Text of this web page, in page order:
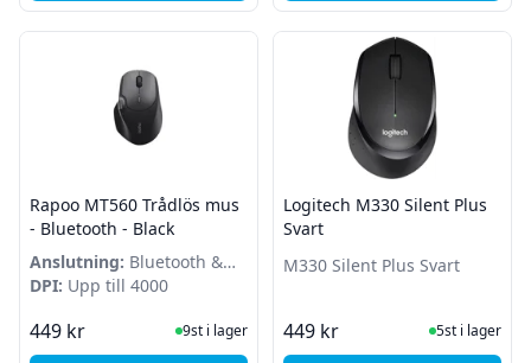
Rapoo MT560 Trådlös mus
- Bluetooth - Black
Anslutning: Bluetooth &
2.4 GHz
DPI: Upp till 4000
449 kr I Lager
9st i lager
Logitech M330 Silent Plus
Svart
M330 Silent Plus Svart
449 kr I Lager
5st i lager